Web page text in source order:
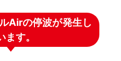
Airの停波が発生し
ます。